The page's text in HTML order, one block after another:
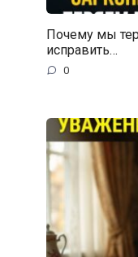
Почему мы
исправить…
0